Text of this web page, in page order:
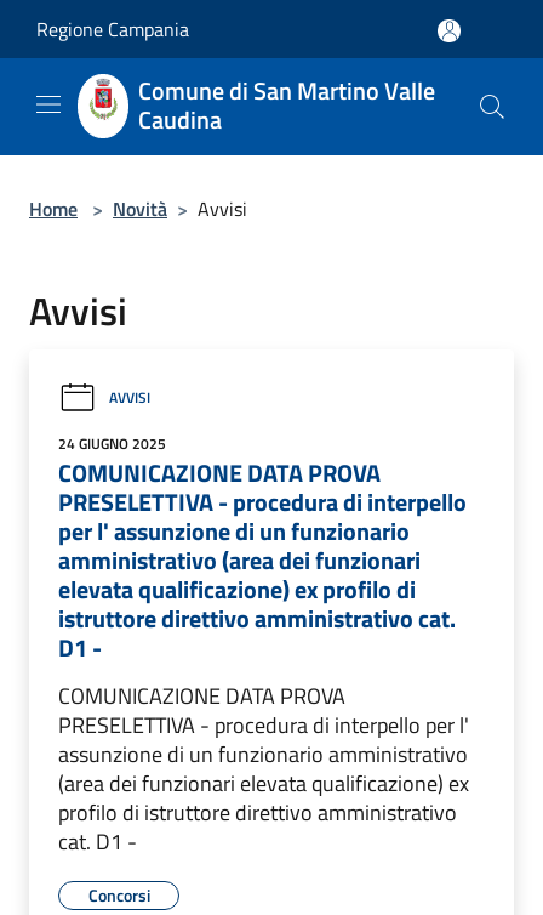
Regione Campania
Comune di San Martino Valle
Caudina
Home > Novità > Avvisi
Avvisi
AVVISI
24 GIUGNO 2025
COMUNICAZIONE DATA PROVA
PRESELETTIVA - procedura di interpello
per l' assunzione di un funzionario
amministrativo (area dei funzionari
elevata qualificazione) ex profilo di
istruttore direttivo amministrativo cat.
D1 -
COMUNICAZIONE DATA PROVA
PRESELETTIVA - procedura di interpello per l'
assunzione di un funzionario amministrativo
(area dei funzionari elevata qualificazione) ex
profilo di istruttore direttivo amministrativo
cat. D1 -
Concorsi